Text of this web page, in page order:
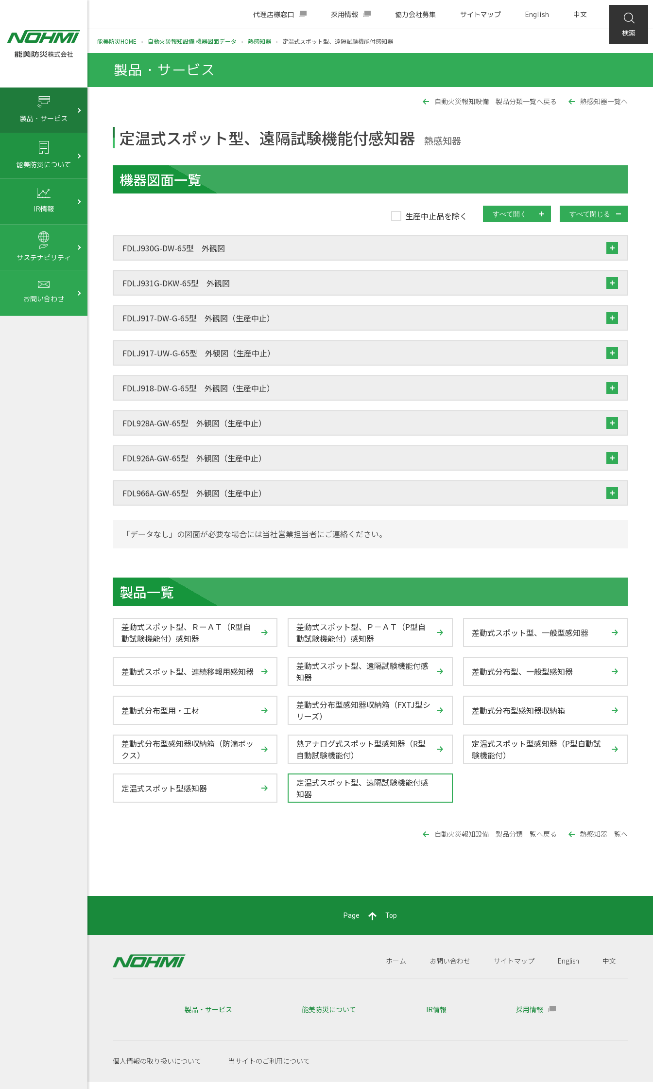
代理店様窓口 採用情報 協力会社募集 サイトマップ English
中文
検索
製品・サービス
能美防災について
IR情報
サステナビリティ
お問い合わせ
能美防災HOME 自動火災報知設備 機器図面データ 熱感知器 定温式スポット型、遠隔試験機能付感知器
製品・サービス
自動火災報知設備 製品分類一覧へ戻る 熱感知器一覧へ
定温式スポット型、遠隔試験機能付感知器 熱感知器
機器図面一覧
生産中止品を除く すべて開く すべて閉じる
FDLJ930G-DW-65型 外観図
FDLJ931G-DKW-65型 外観図
FDLJ917-DW-G-65型 外観図（生産中止）
FDLJ917-UW-G-65型 外観図（生産中止）
FDLJ918-DW-G-65型 外観図（生産中止）
FDL928A-GW-65型 外観図（生産中止）
FDL926A-GW-65型 外観図（生産中止）
FDL966A-GW-65型 外観図（生産中止）
「データなし」の図面が必要な場合には当社営業担当者にご連絡ください。
製品一覧
差動式スポット型、ＲーＡＴ（R型自
動試験機能付）感知器
差動式スポット型、Ｐ－ＡＴ（P型自
動試験機能付）感知器
差動式スポット型、一般型感知器
差動式スポット型、連続移報用感知器
差動式スポット型、遠隔試験機能付感
知器
差動式分布型、一般型感知器
差動式分布型用・工材
差動式分布型感知器収納箱（FXTJ型シ
リーズ）
差動式分布型感知器収納箱
差動式分布型感知器収納箱（防滴ボッ
クス）
熱アナログ式スポット型感知器（R型
自動試験機能付）
定温式スポット型感知器（P型自動試
験機能付）
定温式スポット型感知器
定温式スポット型、遠隔試験機能付感
知器
自動火災報知設備 製品分類一覧へ戻る 熱感知器一覧へ
Page Top
ホーム お問い合わせ サイトマップ English 中文
製品・サービス 能美防災について IR情報 採用情報
個人情報の取り扱いについて 当サイトのご利用について